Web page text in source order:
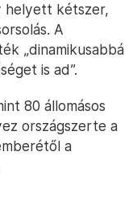
helyett kétszer,
A
„dinamikusabbá
is ad”.
80 állomásos
országszerte a
a